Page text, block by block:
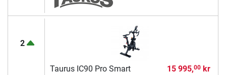
2
Taurus IC90 Pro Smart
15 995,00kr